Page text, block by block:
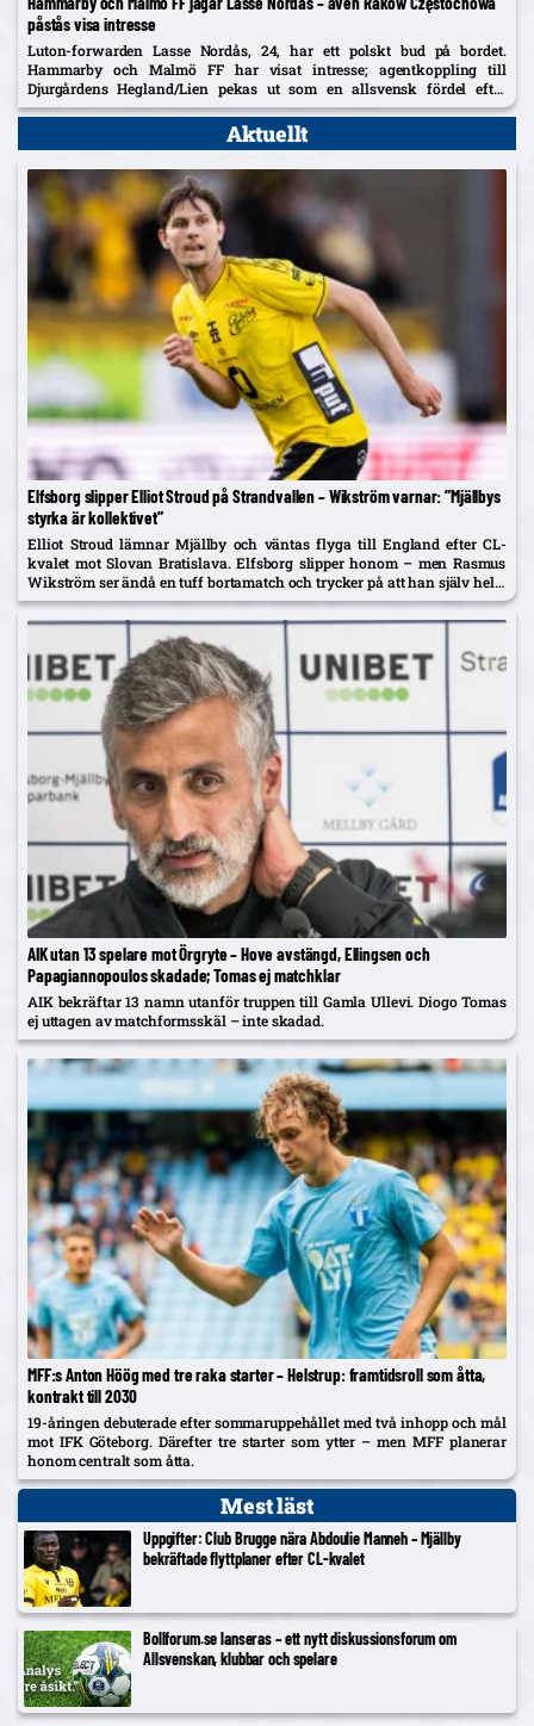
påstås visa intresse
Luton-forwarden Lasse Nordås, 24, har ett polskt bud på bordet.
Hammarby och Malmö FF har visat intresse; agentkoppling till
Djurgårdens Hegland/Lien pekas ut som en allsvensk fördel efter
norrmannens succélån i Heerenveen.
Aktuellt
Elfsborg slipper Elliot Stroud på Strandvallen – Wikström varnar: ”Mjällbys
styrka är kollektivet”
Elliot Stroud lämnar Mjällby och väntas flyga till England efter CL-
kvalet mot Slovan Bratislava. Elfsborg slipper honom – men Rasmus
Wikström ser ändå en tuff bortamatch och trycker på att han själv helst
spelar mittback.
AIK utan 13 spelare mot Örgryte – Hove avstängd, Ellingsen och
Papagiannopoulos skadade; Tomas ej matchklar
AIK bekräftar 13 namn utanför truppen till Gamla Ullevi. Diogo Tomas
ej uttagen av matchformsskäl – inte skadad.
MFF:s Anton Höög med tre raka starter – Helstrup: framtidsroll som åtta,
kontrakt till 2030
19-åringen debuterade efter sommaruppehållet med två inhopp och mål
mot IFK Göteborg. Därefter tre starter som ytter – men MFF planerar
honom centralt som åtta.
Mest läst
Uppgifter: Club Brugge nära Abdoulie Manneh – Mjällby
bekräftade flyttplaner efter CL-kvalet
Bollforum.se lanseras – ett nytt diskussionsforum om
Allsvenskan, klubbar och spelare